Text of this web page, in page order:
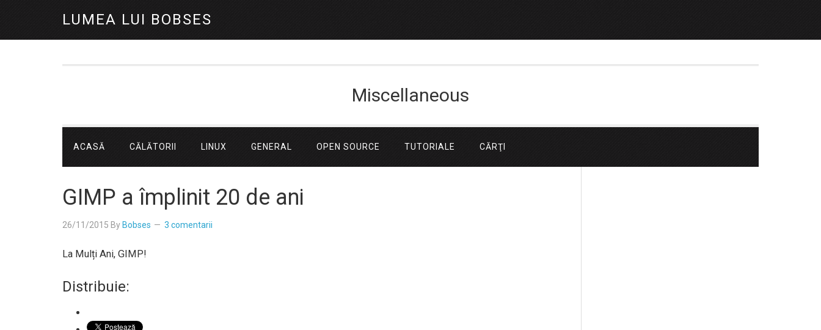
LUMEA LUI BOBSES
Miscellaneous
ACASĂ CĂLĂTORII LINUX GENERAL OPEN SOURCE TUTORIALE CĂRŢI
GIMP a împlinit 20 de ani
26/11/2015 By Bobses 3 comentarii
La Mulți Ani, GIMP!
Distribuie: